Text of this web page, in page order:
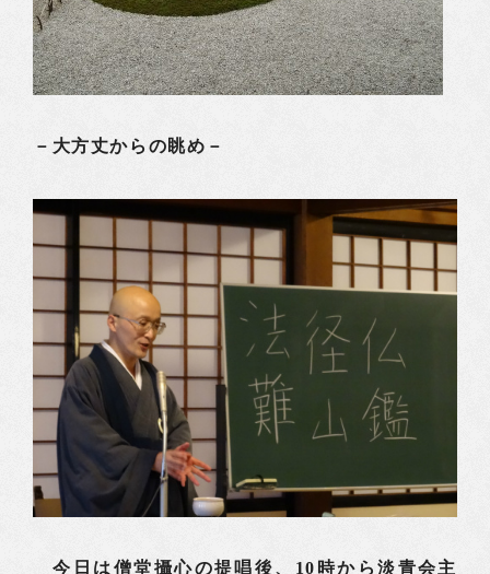
－大方丈からの眺め－
今日は僧堂攝心の提唱後、10時から淡青会主